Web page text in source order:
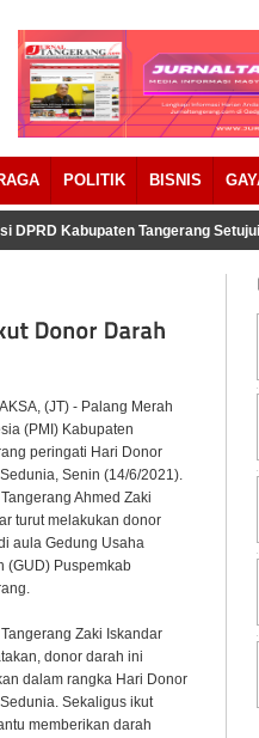
POLITIK BISNIS
Kabupaten Tangerang Setujui
(JT) - Palang Merah
(PMI) Kabupaten
peringati Hari Donor
Senin (14/6/2021).
Ahmed Zaki
turut melakukan donor
aula Gedung Usaha
(GUD) Puspemkab
Zaki Iskandar
donor darah ini
dalam rangka Hari Donor
Sekaligus ikut
memberikan darah